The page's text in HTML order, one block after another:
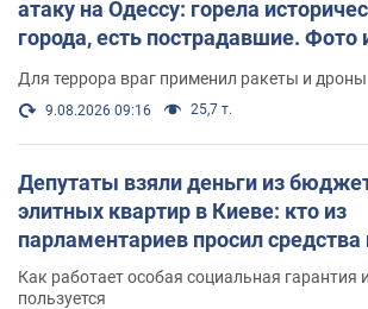
атаку на Одессу: горела
города, есть пострадавшие. Фото
Для террора враг применил ракеты и дроны
9.08.2026 09:16 25,7 т.
Депутаты взяли деньги из
элитных квартир в Киеве: кто из
парламентариев просил средства
поселился
Как работает особая социальная гарантия
пользуется